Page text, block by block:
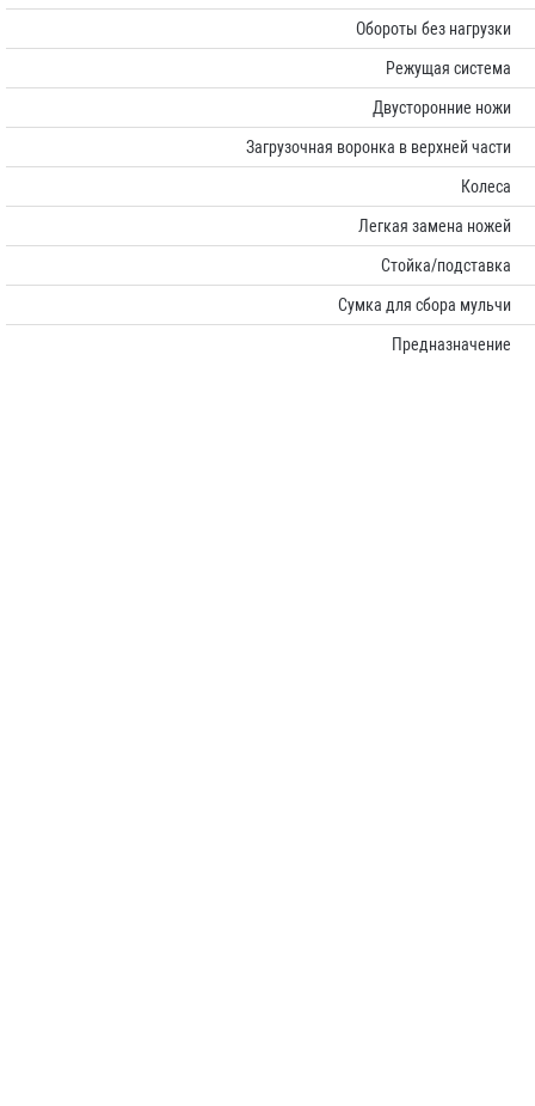
Обороты без нагрузки
Режущая система
Двусторонние ножи
Загрузочная воронка в верхней части
Колеса
Легкая замена ножей
Стойка/подставка
Сумка для сбора мульчи
Предназначение